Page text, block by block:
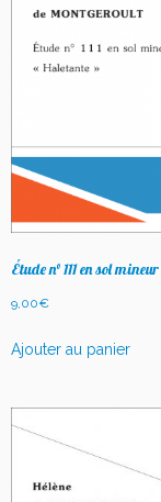
Étude n° 111 en sol mineur
9,00€
Ajouter au panier